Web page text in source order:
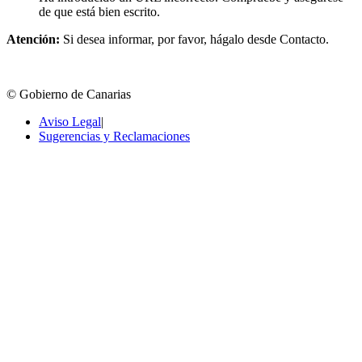
de que está bien escrito.
Atención: Si desea informar, por favor, hágalo desde Contacto.
© Gobierno de Canarias
Aviso Legal|
Sugerencias y Reclamaciones